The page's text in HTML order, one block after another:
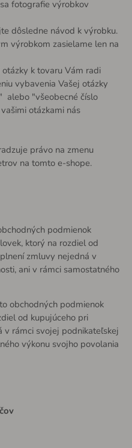
fotografie výrobkov
dôsledne návod k výrobku.
výrobkom zasielame len na
k tovaru Vám radi
vybavenia Vašej otázky
alebo "všeobecné číslo
otázkami nás
právo na zmenu
na tomto e-shope.
podmienok
ktorý na rozdiel od
zmluvy nejedná v
ani v rámci samostatného
obchodných podmienok
od kupujúceho pri
v rámci svojej podnikateľskej
výkonu svojho povolania